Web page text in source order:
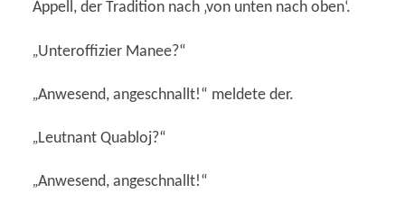
Appell, der Tradition nach ‚von unten nach oben‘.
„Unteroffizier Manee?“
„Anwesend, angeschnallt!“ meldete der.
„Leutnant Quabloj?“
„Anwesend, angeschnallt!“